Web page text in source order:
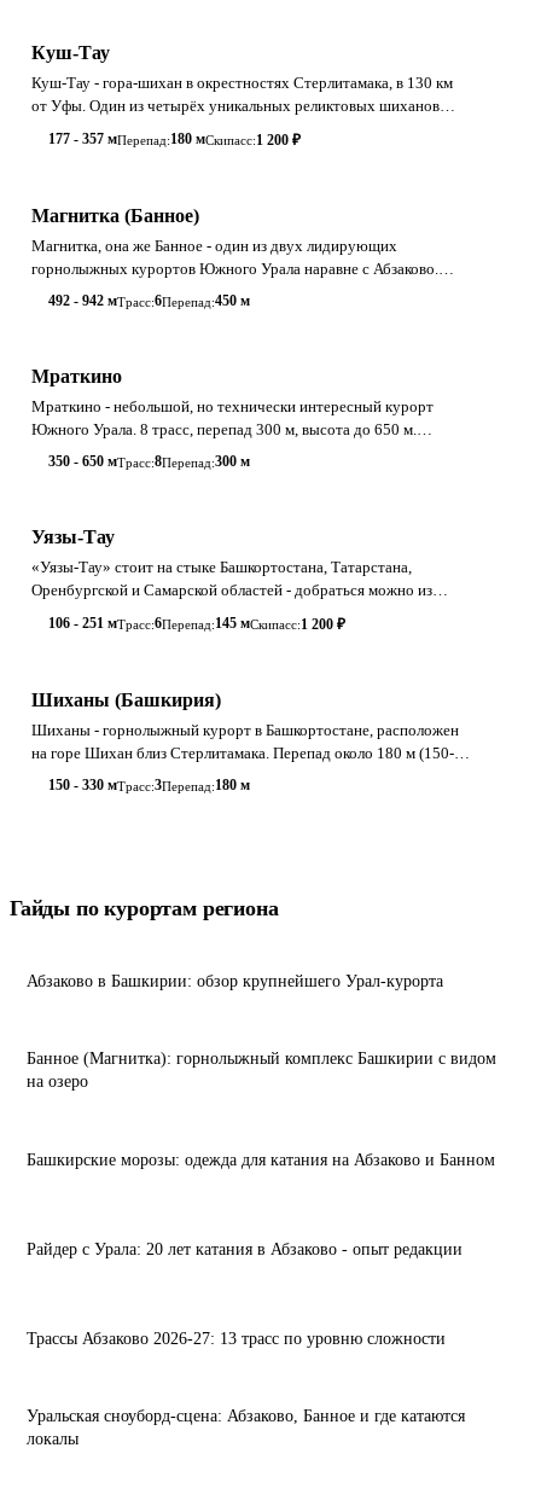
Куш-Тау
Куш-Тау - гора-шихан в окрестностях Стерлитамака, в 130 км
от Уфы. Один из четырёх уникальных реликтовых шиханов
Башкирии - девонских рифовы
177 - 357 мПерепад:180 мСкипасс:1 200 ₽
Магнитка (Банное)
Магнитка, она же Банное - один из двух лидирующих
горнолыжных курортов Южного Урала наравне с Абзаково.
Высота 942 м, перепад 450 м, вид на
492 - 942 мТрасс:6Перепад:450 м
Мраткино
Мраткино - небольшой, но технически интересный курорт
Южного Урала. 8 трасс, перепад 300 м, высота до 650 м.
Хорошо для карвинга и среднего
350 - 650 мТрасс:8Перепад:300 м
Уязы-Тау
«Уязы-Тау» стоит на стыке Башкортостана, Татарстана,
Оренбургской и Самарской областей - добраться можно из
четырёх регионов за 3-4 часа. 6
106 - 251 мТрасс:6Перепад:145 мСкипасс:1 200 ₽
Шиханы (Башкирия)
Шиханы - горнолыжный курорт в Башкортостане, расположен
на горе Шихан близ Стерлитамака. Перепад около 180 м (150-
330 м), 3 трассы, 3,5 км,
150 - 330 мТрасс:3Перепад:180 м
Гайды по курортам региона
Абзаково в Башкирии: обзор крупнейшего Урал-курорта
Банное (Магнитка): горнолыжный комплекс Башкирии с видом
на озеро
Башкирские морозы: одежда для катания на Абзаково и Банном
Райдер с Урала: 20 лет катания в Абзаково - опыт редакции
Трассы Абзаково 2026-27: 13 трасс по уровню сложности
Уральская сноуборд-сцена: Абзаково, Банное и где катаются
локалы